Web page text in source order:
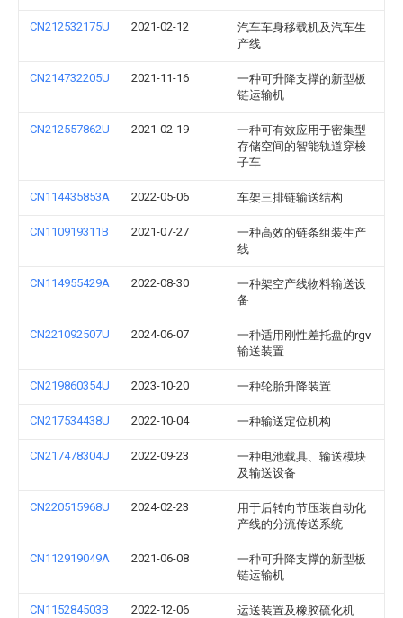
CN212532175U 2021-02-12
汽车车身移载机及汽车生
产线
CN214732205U 2021-11-16
一种可升降支撑的新型板
链运输机
CN212557862U 2021-02-19
一种可有效应用于密集型
存储空间的智能轨道穿梭
子车
CN114435853A 2022-05-06 车架三排链输送结构
CN110919311B 2021-07-27
一种高效的链条组装生产
线
CN114955429A 2022-08-30
一种架空产线物料输送设
备
CN221092507U 2024-06-07
一种适用刚性差托盘的rgv
输送装置
CN219860354U 2023-10-20 一种轮胎升降装置
CN217534438U 2022-10-04 一种输送定位机构
CN217478304U 2022-09-23
一种电池载具、输送模块
及输送设备
CN220515968U 2024-02-23
用于后转向节压装自动化
产线的分流传送系统
CN112919049A 2021-06-08
一种可升降支撑的新型板
链运输机
CN115284503B 2022-12-06 运送装置及橡胶硫化机